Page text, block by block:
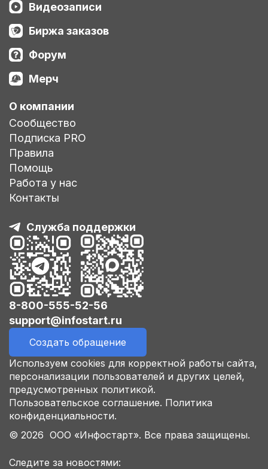
Видеозаписи
Биржа заказов
Форум
Мерч
О компании
Сообщество
Подписка PRO
Правила
Помощь
Работа у нас
Контакты
Служба поддержки
8-800-555-52-56
support@infostart.ru
Создать обращение
Используем cookies для корректной работы сайта,
персонализации пользователей и других целей,
предусмотренных политикой.
Пользовательское соглашение. Политика
конфиденциальности.
© 2026 ООО «Инфостарт». Все права защищены.
Следите за новостями: